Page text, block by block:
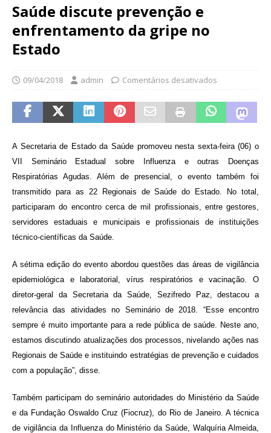
Saúde discute prevenção e
enfrentamento da gripe no
Estado
09/04/2018 admin Comentários desativados
A Secretaria de Estado da Saúde promoveu nesta sexta-feira (06) o
VII Seminário Estadual sobre Influenza e outras Doenças
Respiratórias Agudas. Além de presencial, o evento também foi
transmitido para as 22 Regionais de Saúde do Estado. No total,
participaram do encontro cerca de mil profissionais, entre gestores,
servidores estaduais e municipais e profissionais de instituições
técnico-científicas da Saúde.
A sétima edição do evento abordou questões das áreas de vigilância
epidemiológica e laboratorial, vírus respiratórios e vacinação. O
diretor-geral da Secretaria da Saúde, Sezifredo Paz, destacou a
relevância das atividades no Seminário de 2018. “Esse encontro
sempre é muito importante para a rede pública de saúde. Neste ano,
estamos discutindo atualizações dos processos, nivelando ações nas
Regionais de Saúde e instituindo estratégias de prevenção e cuidados
com a população”, disse.
Também participam do seminário autoridades do Ministério da Saúde
e da Fundação Oswaldo Cruz (Fiocruz), do Rio de Janeiro. A técnica
de vigilância da Influenza do Ministério da Saúde, Walquíria Almeida,